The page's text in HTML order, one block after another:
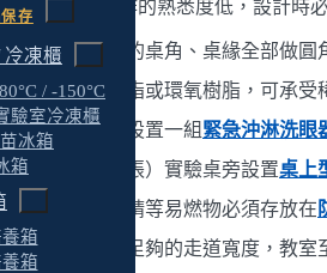
存
冷凍櫃
/ -150°C
驗室冷凍櫃
冰箱
箱
箱
箱
生）對實驗操作的熟悉度低，設計時
：學生實驗桌
的桌角、桌緣全部做
面採用酚醛樹脂或環氧樹脂，可承受
：教室內至少設置一組緊急沖淋洗眼
每張（或每兩張）實驗桌旁設置桌上
：酒精燈用酒精等易燃物必須存放在
排列必須預留足夠的走道寬度，教室